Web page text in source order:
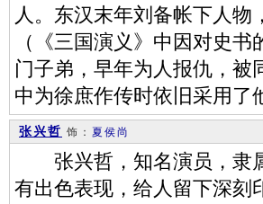
人。东汉末年刘备帐下人
（《三国演义》中因对史
门子弟，早年为人报仇，被
中为徐庶作传时依旧采用
张兴哲 饰： 夏侯尚
张兴哲，知名演员，隶属
有出色表现，给人留下深刻